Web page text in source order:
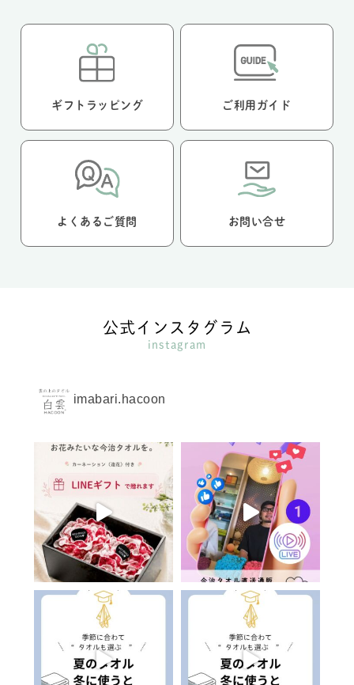
ギフトラッピング ご利用ガイド
よくあるご質問 お問い合せ
公式インスタグラム
instagram
imabari.hacoon